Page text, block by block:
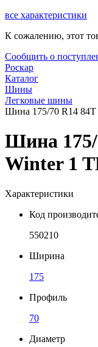
все характеристики
К сожалению, этот
Сообщить о
Роскар
Каталог
Шины
Легковые шины
Шина 175/70 R14
Шина 175/
Winter 1
Характеристики
Код
550210
Ширина
175
Профиль
70
Диаметр